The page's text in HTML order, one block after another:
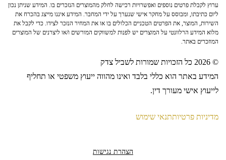
ערוץ לקבלת פרטים נוספים ואפשרויות רכישה לחלק מהמוצרים הנזכרים בו. המידע שניתן נכון
ליום כתיבתו, ומבוסס על מחקר אישי שנערך על ידי המחבר. המידע איננו מייצג בהכרח את
השירות, המוצר, את הפרטים הטכניים הכלולים בו או את המחיר הנזכר לצידו. כדי לקבל את
מלוא המידע הרלוונטי על המוצרים יש לפנות למשווקים המורשים ו/או ליצרנים של המוצרים
המוזכרים באתר.
© 2026 כל הזכויות שמורות לשביל צדק
המידע באתר הוא כללי בלבד ואינו מהווה ייעוץ משפטי או תחליף
לייעוץ אישי מעורך דין.
מדיניות פרטיותתנאי שימוש
הצהרת נגישות